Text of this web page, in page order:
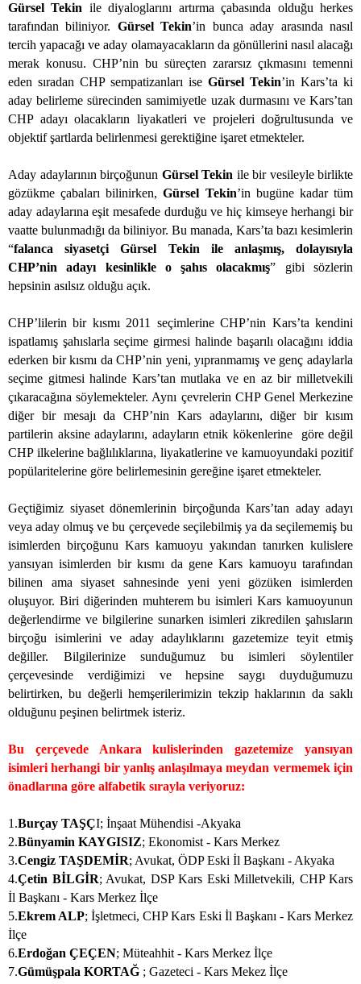
Gürsel Tekin ile diyaloglarını artırma çabasında olduğu herkes
tarafından biliniyor. Gürsel Tekin’in bunca aday arasında nasıl
tercih yapacağı ve aday olamayacakların da gönüllerini nasıl alacağı
merak konusu. CHP’nin bu süreçten zararsız çıkmasını temenni
eden sıradan CHP sempatizanları ise Gürsel Tekin’in Kars’ta ki
aday belirleme sürecinden samimiyetle uzak durmasını ve Kars’tan
CHP adayı olacakların liyakatleri ve projeleri doğrultusunda ve
objektif şartlarda belirlenmesi gerektiğine işaret etmekteler.
Aday adaylarının birçoğunun Gürsel Tekin ile bir vesileyle birlikte
gözükme çabaları bilinirken,Gürsel Tekin’in bugüne kadar tüm
aday adaylarına eşit mesafede durduğu ve hiç kimseye herhangi bir
vaatte bulunmadığı da biliniyor. Bu manada, Kars’ta bazı kesimlerin
“falanca siyasetçi Gürsel Tekin ile anlaşmış, dolayısıyla
CHP’nin adayı kesinlikle o şahıs olacakmış” gibi sözlerin
hepsinin asılsız olduğu açık.
CHP’lilerin bir kısmı 2011 seçimlerine CHP’nin Kars’ta kendini
ispatlamış şahıslarla seçime girmesi halinde başarılı olacağını iddia
ederken bir kısmı da CHP’nin yeni, yıpranmamış ve genç adaylarla
seçime gitmesi halinde Kars’tan mutlaka ve en az bir milletvekili
çıkaracağına söylemekteler. Aynı çevrelerin CHP Genel Merkezine
diğer bir mesajı da CHP’nin Kars adaylarını, diğer bir kısım
partilerin aksine adaylarını, adayların etnik kökenlerine
göre değil
CHP ilkelerine bağlılıklarına, liyakatlerine ve kamuoyundaki pozitif
popülaritelerine göre belirlemesinin gereğine işaret etmekteler.
Geçtiğimiz siyaset dönemlerinin birçoğunda Kars’tan aday adayı
veya aday olmuş ve bu çerçevede seçilebilmiş ya da seçilememiş bu
isimlerden birçoğunu Kars kamuoyu yakından tanırken kulislere
yansıyan isimlerden bir kısmı da gene Kars kamuoyu tarafından
bilinen ama siyaset sahnesinde yeni yeni gözüken isimlerden
oluşuyor. Biri diğerinden muhterem bu isimleri Kars kamuoyunun
değerlendirme ve bilgilerine sunarken isimleri zikredilen şahısların
birçoğu isimlerini ve aday adaylıklarını gazetemize teyit etmiş
değiller. Bilgilerinize sunduğumuz bu isimleri söylentiler
çerçevesinde verdiğimizi ve hepsine saygı duyduğumuzu
belirtirken, bu değerli hemşerilerimizin tekzip haklarının da saklı
olduğunu peşinen belirtmek isteriz.
Bu çerçevede Ankara kulislerinden gazetemize yansıyan
isimleri herhangi bir yanlış anlaşılmaya meydan vermemek için
önadlarına göre alfabetik sırayla veriyoruz:
1.Burçay TAŞÇI; İnşaat Mühendisi -Akyaka
2.Bünyamin KAYGISIZ; Ekonomist - Kars Merkez
3.Cengiz TAŞDEMİR; Avukat, ÖDP Eski İl Başkanı - Akyaka
4.Çetin BİLGİR; Avukat, DSP Kars Eski Milletvekili, CHP Kars
İl Başkanı - Kars Merkez İlçe
5.Ekrem ALP; İşletmeci, CHP Kars Eski İl Başkanı - Kars Merkez
İlçe
6.Erdoğan ÇEÇEN; Müteahhit - Kars Merkez İlçe
7.Gümüşpala KORTAĞ ; Gazeteci - Kars Mekez İlçe